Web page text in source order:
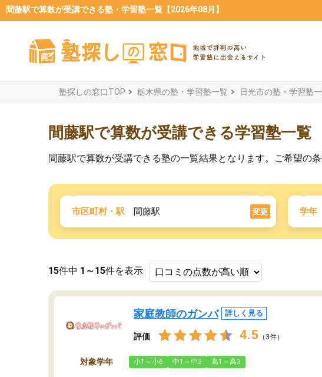
間藤駅で算数が受講できる塾・学習塾一覧【2026年08月】
塾探しの窓口TOP 栃木県の塾・学習塾一覧 日光市の塾・学習塾
間藤駅で算数が受講できる学習塾一覧
間藤駅で算数が受講できる塾の一覧結果となります。ご希望の
市区町村・駅 間藤駅 変更 学年
15件中 1～15件を表示
家庭教師のガンバ 詳しく見る
評価 4.5 （3件）
対象学年 小1～小6 中1～中3 高1～高3